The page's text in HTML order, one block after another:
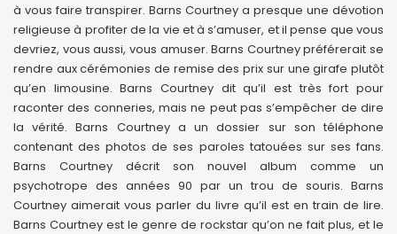
à vous faire transpirer. Barns Courtney a presque une dévotion
religieuse à profiter de la vie et à s’amuser, et il pense que vous
devriez, vous aussi, vous amuser. Barns Courtney préférerait se
rendre aux cérémonies de remise des prix sur une girafe plutôt
qu’en limousine. Barns Courtney dit qu’il est très fort pour
raconter des conneries, mais ne peut pas s’empêcher de dire
la vérité. Barns Courtney a un dossier sur son téléphone
contenant des photos de ses paroles tatouées sur ses fans.
Barns Courtney décrit son nouvel album comme un
psychotrope des années 90 par un trou de souris. Barns
Courtney aimerait vous parler du livre qu’il est en train de lire.
Barns Courtney est le genre de rockstar qu’on ne fait plus, et le